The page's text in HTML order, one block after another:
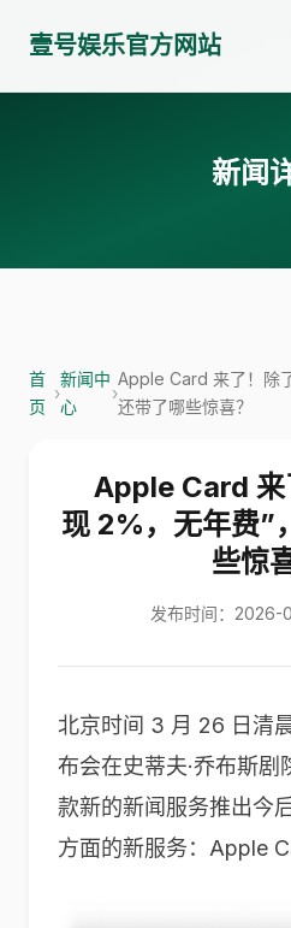
壹号娱乐官方网站
新闻
首
页
›
新闻中
心
›
Apple Card 来了！除
还带了哪些惊喜？
Apple Card 来
现 2%，无年费”
些惊
发布时间：2026-
北京时间 3 月 26 日清
布会在史蒂夫·乔布斯
款新的新闻服务推出今
方面的新服务：Apple